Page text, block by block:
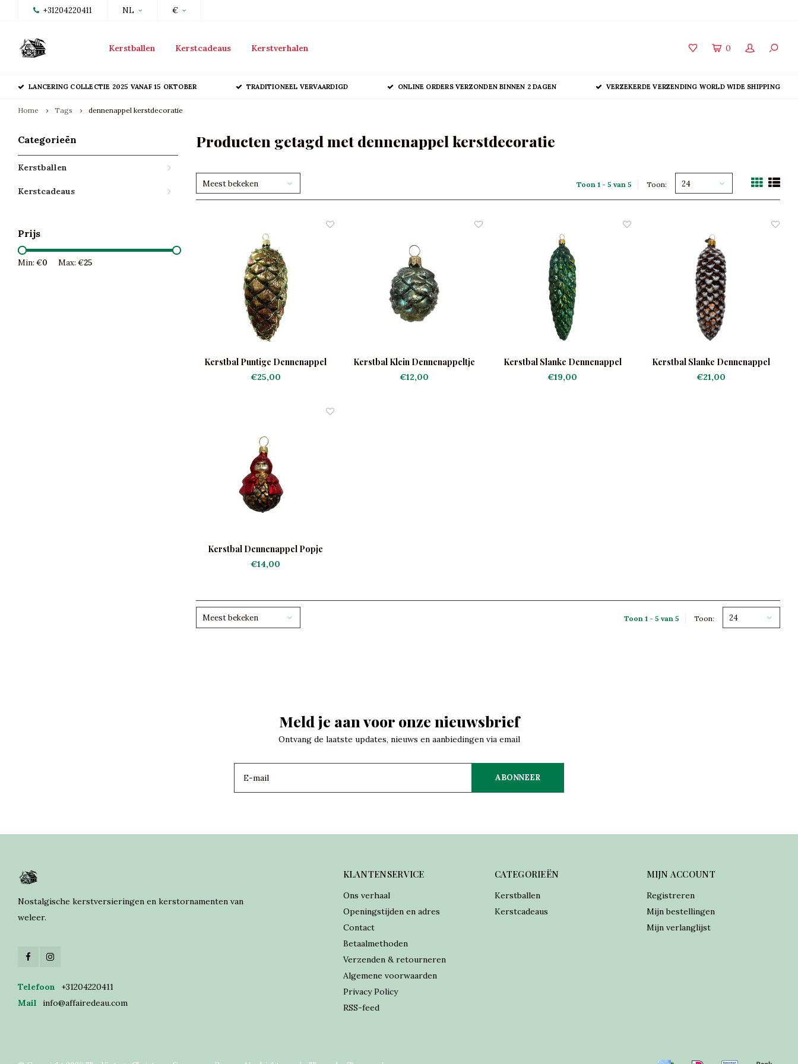
+31204220411 NL €
Kerstballen Kerstcadeaus Kerstverhalen 0
LANCERING COLLECTIE 2025 VANAF 15 OKTOBER TRADITIONEEL VERVAARDIGD ONLINE ORDERS VERZONDEN BINNEN 2 DAGEN VERZEKERDE VERZENDING WORLD WIDE SHIPPING
Home Tags dennenappel kerstdecoratie
Categorieën
Kerstballen
Kerstcadeaus
Prijs
Min: €0 Max: €25
Producten getagd met dennenappel kerstdecoratie
Meest bekeken Toon 1 - 5 van 5 Toon: 24
Kerstbal Puntige Dennenappel
€25,00
Kerstbal Klein Dennenappeltje
€12,00
Kerstbal Slanke Dennenappel
Groen
€19,00
Kerstbal Slanke Dennenappel
€21,00
Kerstbal Dennenappel Popje
€14,00
Meest bekeken Toon 1 - 5 van 5 Toon: 24
Meld je aan voor onze nieuwsbrief
Ontvang de laatste updates, nieuws en aanbiedingen via email
ABONNEER
Nostalgische kerstversieringen en kerstornamenten van
weleer.
Telefoon
+31204220411
Mail
info@affairedeau.com
KLANTENSERVICE
Ons verhaal
Openingstijden en adres
Contact
Betaalmethoden
Verzenden & retourneren
Algemene voorwaarden
Privacy Policy
RSS-feed
CATEGORIEËN
Kerstballen
Kerstcadeaus
MIJN ACCOUNT
Registreren
Mijn bestellingen
Mijn verlanglijst